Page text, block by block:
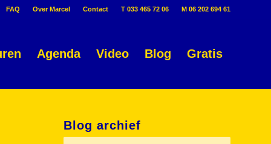
FAQ Over Marcel Contact T 033 465 72 06 M 06 202 694 61
Agenda Video Blog Gratis
Blog archief